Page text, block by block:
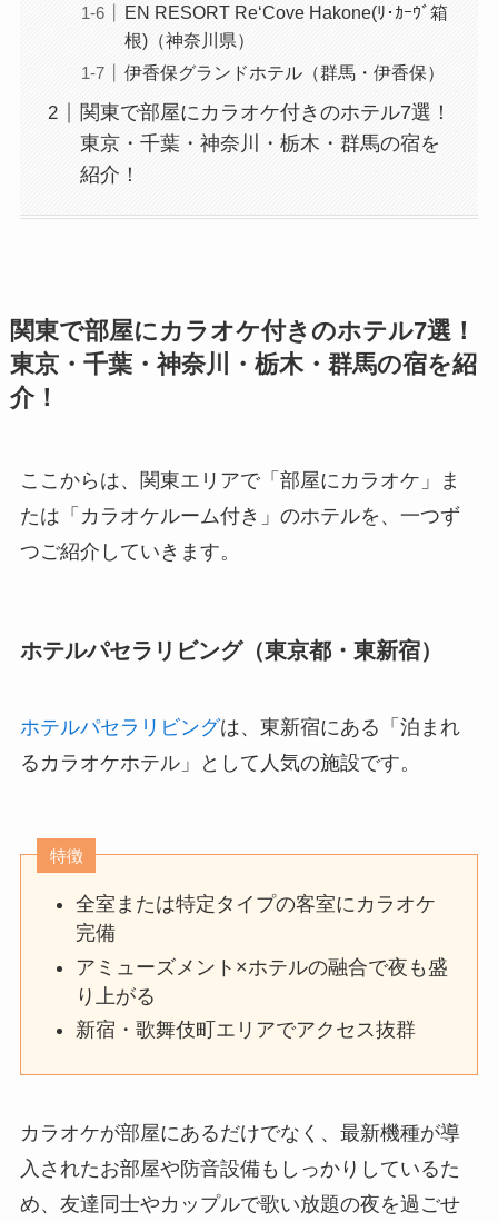
EN RESORT Re‘Cove Hakone(ﾘ･ｶｰｳﾞ箱
根)（神奈川県）
伊香保グランドホテル（群馬・伊香保）
関東で部屋にカラオケ付きのホテル7選！
東京・千葉・神奈川・栃木・群馬の宿を
紹介！
関東で部屋にカラオケ付きのホテル7選！
東京・千葉・神奈川・栃木・群馬の宿を紹
介！
ここからは、関東エリアで「部屋にカラオケ」ま
たは「カラオケルーム付き」のホテルを、一つず
つご紹介していきます。
ホテルパセラリビング（東京都・東新宿）
ホテルパセラリビングは、東新宿にある「泊まれ
るカラオケホテル」として人気の施設です。
特徴
全室または特定タイプの客室にカラオケ
完備
アミューズメント×ホテルの融合で夜も盛
り上がる
新宿・歌舞伎町エリアでアクセス抜群
カラオケが部屋にあるだけでなく、最新機種が導
入されたお部屋や防音設備もしっかりしているた
め、友達同士やカップルで歌い放題の夜を過ごせ